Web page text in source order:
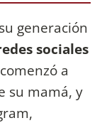
generación
sociales
a
su mamá, y